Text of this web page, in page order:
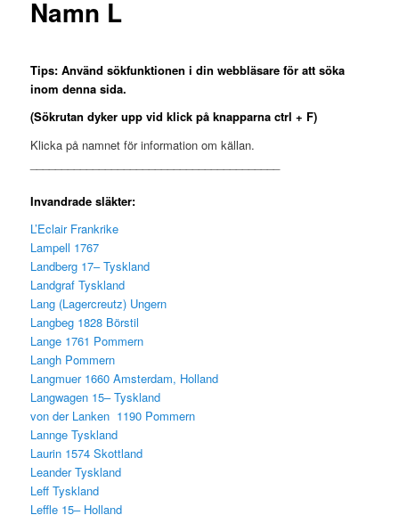
Namn L
Tips: Använd sökfunktionen i din webbläsare för att söka
inomdenna sida.
(Sökrutan dyker upp vid klick på knapparna ctrl + F)
Klicka på namnet för information om källan.
Invandrade släkter:
L’Eclair Frankrike
Lampell 1767
Landberg 17– Tyskland
Landgraf Tyskland
Lang (Lagercreutz) Ungern
Langbeg 1828 Börstil
Lange 1761 Pommern
Langh Pommern
Langmuer 1660 Amsterdam, Holland
Langwagen 15– Tyskland
von der Lanken 1190 Pommern
Lannge Tyskland
Laurin 1574 Skottland
Leander Tyskland
Leff Tyskland
Leffle 15– Holland